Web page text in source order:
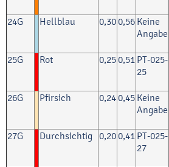
24G Hellblau 0,300,56 Keine
Angabe
25G Rot 0,250,51 PT-025-
25
26G Pfirsich 0,240,45 Keine
Angabe
27G Durchsichtig 0,200,41 PT-025-
27